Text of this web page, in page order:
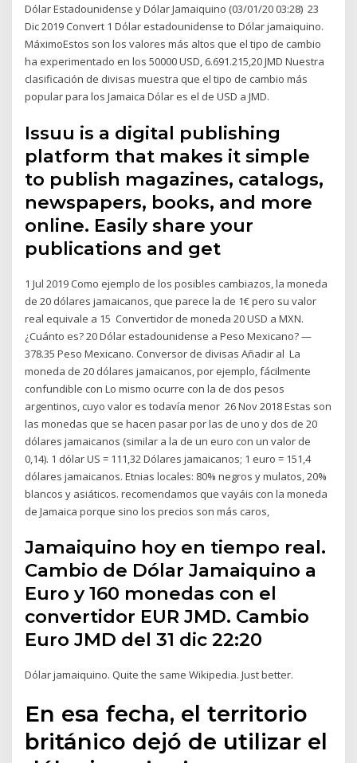
Dólar Estadounidense y Dólar Jamaiquino (03/01/20 03:28) 23
Dic 2019 Convert 1 Dólar estadounidense to Dólar jamaiquino.
MáximoEstos son los valores más altos que el tipo de cambio
ha experimentado en los 50000 USD, 6.691.215,20 JMD Nuestra
clasificación de divisas muestra que el tipo de cambio más
popular para los Jamaica Dólar es el de USD a JMD.
Issuu is a digital publishing
platform that makes it simple
to publish magazines, catalogs,
newspapers, books, and more
online. Easily share your
publications and get
1 Jul 2019 Como ejemplo de los posibles cambiazos, la moneda
de 20 dólares jamaicanos, que parece la de 1€ pero su valor
real equivale a 15 Convertidor de moneda 20 USD a MXN.
¿Cuánto es? 20 Dólar estadounidense a Peso Mexicano? —
378.35 Peso Mexicano. Conversor de divisas Añadir al La
moneda de 20 dólares jamaicanos, por ejemplo, fácilmente
confundible con Lo mismo ocurre con la de dos pesos
argentinos, cuyo valor es todavía menor 26 Nov 2018 Estas son
las monedas que se hacen pasar por las de uno y dos de 20
dólares jamaicanos (similar a la de un euro con un valor de
0,14). 1 dólar US = 111,32 Dólares jamaicanos; 1 euro = 151,4
dólares jamaicanos. Etnias locales: 80% negros y mulatos, 20%
blancos y asiáticos. recomendamos que vayáis con la moneda
de Jamaica porque sino los precios son más caros,
Jamaiquino hoy en tiempo real.
Cambio de Dólar Jamaiquino a
Euro y 160 monedas con el
convertidor EUR JMD. Cambio
Euro JMD del 31 dic 22:20
Dólar jamaiquino. Quite the same Wikipedia. Just better.
En esa fecha, el territorio
británico dejó de utilizar el